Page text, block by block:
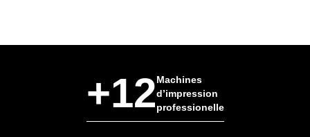
+12Machines
d’impression
professionelle